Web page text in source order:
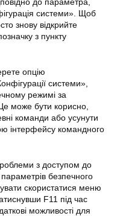
системи». Щоб
знову відкрийте
з пункту
опцію
системи»,
режимі за
може бути корисно,
команди або усунути
інтерфейсу командного
з доступом до
безпечного
скористатися меню
F11 під час
можливості для